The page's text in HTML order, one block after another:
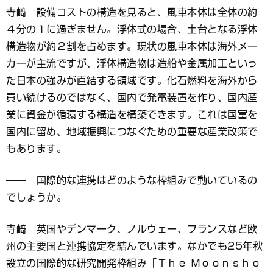
寺﨑 設備コストの構造を見ると、風車本体は全体の約
４分の１に過ぎません。浮体式の場合、土台となる浮体
構造物が約２割を占めます。現状の風車本体は海外メー
カーが主流ですが、浮体構造物は造船や金属加工といっ
た日本の強みが直結する領域です。化石燃料を海外から
買い続けるのではなく、国内で発電装置を作り、国内産
業に資金が循環する構造を構築できます。これは国富を
国内に留め、地域振興につなぐための重要な産業政策で
もあります。
―― 国際的な連携はどのような枠組みで動いているの
でしょうか。
寺﨑 英国やデンマーク、ノルウェー、フランスなど欧
州の主要国と連携協定を結んでいます。なかでも25年秋
設立の国際的な研究開発枠組み「Ｔｈｅ Ｍｏｏｎｓｈｏ